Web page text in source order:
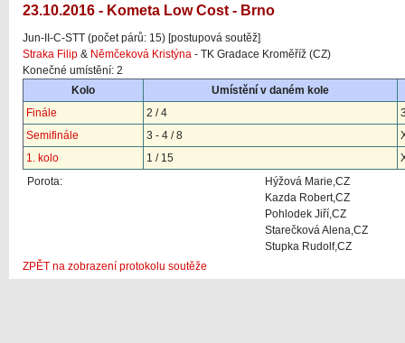
23.10.2016 - Kometa Low Cost - Brno
Jun-II-C-STT (počet párů: 15) [postupová soutěž]
Straka Filip & Němčeková Kristýna - TK Gradace Kroměříž (CZ)
Konečné umístění: 2
Kolo
Umístění v daném kole
Finále
2 / 4
Semifinále
3 - 4 / 8
1. kolo
1 / 15
Porota:
Hýžová Marie,CZ
Kazda Robert,CZ
Pohlodek Jiří,CZ
Starečková Alena,CZ
Stupka Rudolf,CZ
ZPĚT na zobrazení protokolu soutěže